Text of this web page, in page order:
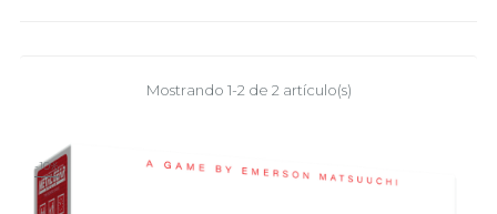
Mostrando 1-2 de 2 artículo(s)
-10%